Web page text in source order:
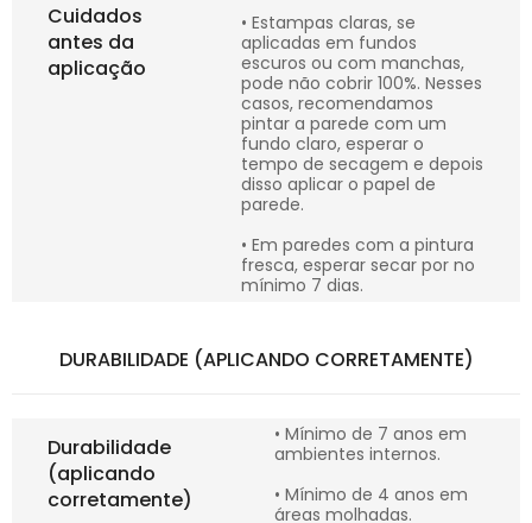
Cuidados
antes da
aplicação
• Estampas claras, se
aplicadas em fundos
escuros ou com manchas,
pode não cobrir 100%. Nesses
casos, recomendamos
pintar a parede com um
fundo claro, esperar o
tempo de secagem e depois
disso aplicar o papel de
parede.
• Em paredes com a pintura
fresca, esperar secar por no
mínimo 7 dias.
DURABILIDADE (APLICANDO CORRETAMENTE)
Durabilidade
(aplicando
corretamente)
• Mínimo de 7 anos em
ambientes internos.
• Mínimo de 4 anos em
áreas molhadas.